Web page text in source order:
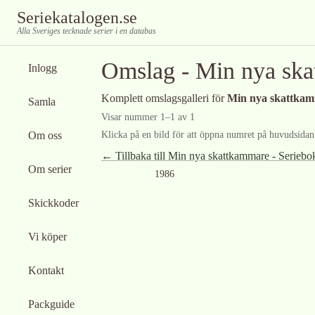
Seriekatalogen.se
Alla Sveriges tecknade serier i en databas
Inlogg
Samla
Om oss
Om serier
Skickkoder
Vi köper
Kontakt
Packguide
Omslag - Min nya
Komplett omslagsgalleri förMin nya
Visar nummer 1–1 av 1
Klicka på en bild för att öppna numret på
← Tillbaka till Min nya skattkammare -
1986